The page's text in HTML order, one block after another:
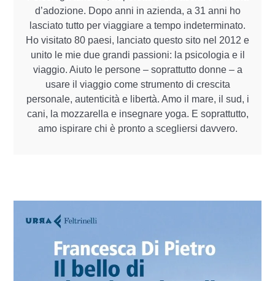
d’adozione. Dopo anni in azienda, a 31 anni ho
lasciato tutto per viaggiare a tempo indeterminato.
Ho visitato 80 paesi, lanciato questo sito nel 2012 e
unito le mie due grandi passioni: la psicologia e il
viaggio. Aiuto le persone – soprattutto donne – a
usare il viaggio come strumento di crescita
personale, autenticità e libertà. Amo il mare, il sud, i
cani, la mozzarella e insegnare yoga. E soprattutto,
amo ispirare chi è pronto a scegliersi davvero.